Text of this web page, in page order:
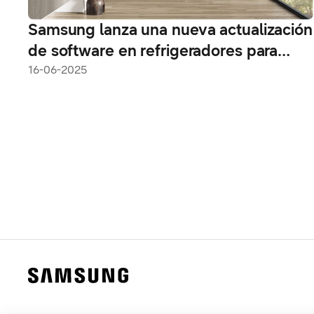
Samsung lanza una nueva actualización
de software en refrigeradores para
mejorar la comodidad del usuario
16-06-2025